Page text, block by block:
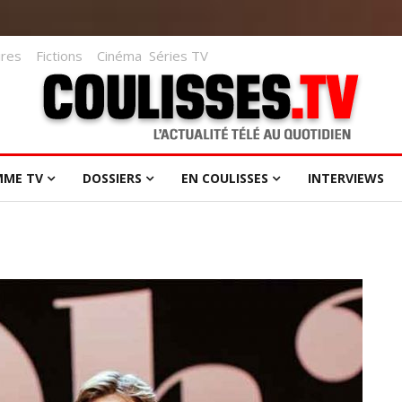
Fictions Cinéma Séries TV
TV DOSSIERS EN COULISSES INTERVIEWS